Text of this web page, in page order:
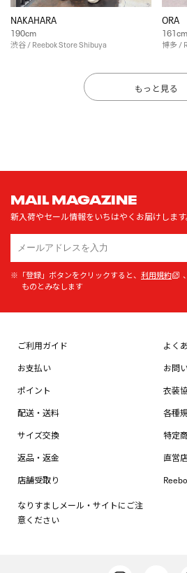
NAKAHARA
190cm
渋谷 / Reebok Store Shibuya
ORA
161cm
博多 /
もっと見る
MAIL MAGAZINE
新入荷やセール情報をいちはやくお届けします
※「登録」ボタンをクリックすると、 利用規約 、
ものとみなします
ご利用ガイド
お支払い
ポイント
配送・送料
サイズ交換
返品・返金
店舗受取り
なりすましメール・サイトにご注
意ください
よく
お問
衣装
各種
特定
直営